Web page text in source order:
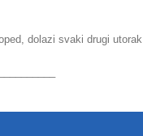
dolazi svaki drugi utorak